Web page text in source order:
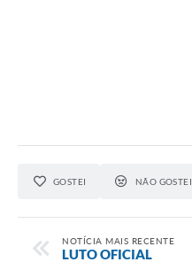
GOSTEI NÃO GOSTEI
NOTÍCIA MAIS RECENTE
LUTO OFICIAL